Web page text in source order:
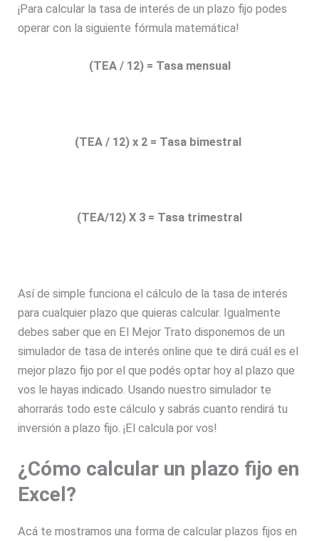
¡Para calcular la tasa de interés de un plazo fijo podes
operar con la siguiente fórmula matemática!
(TEA / 12) = Tasa mensual
(TEA / 12) x 2 = Tasa bimestral
(TEA/12) X 3 = Tasa trimestral
Así de simple funciona el cálculo de la tasa de interés
para cualquier plazo que quieras calcular. Igualmente
debes saber que en El Mejor Trato disponemos de un
simulador de tasa de interés online que te dirá cuál es el
mejor plazo fijo por el que podés optar hoy al plazo que
vos le hayas indicado. Usando nuestro simulador te
ahorrarás todo este cálculo y sabrás cuanto rendirá tu
inversión a plazo fijo. ¡El calcula por vos!
¿Cómo calcular un plazo fijo en
Excel?
Acá te mostramos una forma de calcular plazos fijos en